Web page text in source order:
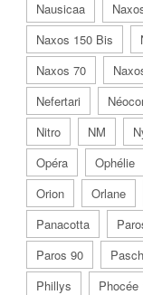
Nausicaa
Naxos 150 Bis
Naxos 70
Nefertari
Nitro
NM
Opéra
Ophélie
Orion
Orlane
Panacotta
Paros 90
Phillys
Phocée